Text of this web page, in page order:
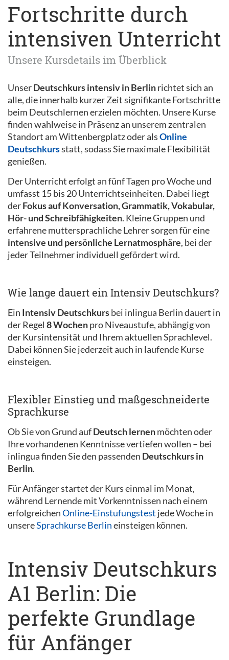
Fortschritte durch
intensiven Unterricht
Unsere Kursdetails im Überblick
UnserDeutschkurs intensiv in Berlinrichtet sich an
alle, die innerhalb kurzer Zeit signifikante Fortschritte
beim Deutschlernen erzielen möchten. Unsere Kurse
finden wahlweise in Präsenz an unserem zentralen
Standort am Wittenbergplatz oder alsOnline
Deutschkursstatt, sodass Sie maximale Flexibilität
genießen.
Der Unterricht erfolgt an fünf Tagen pro Woche und
umfasst 15 bis 20 Unterrichtseinheiten. Dabei liegt
derFokus auf Konversation, Grammatik, Vokabular,
Hör- und Schreibfähigkeiten. Kleine Gruppen und
erfahrene muttersprachliche Lehrer sorgen für eine
intensive und persönliche Lernatmosphäre, bei der
jeder Teilnehmer individuell gefördert wird.
Wie lange dauert ein Intensiv Deutschkurs?
Ein Intensiv Deutschkursbei inlingua Berlin dauert in
der Regel 8 Wochenpro Niveaustufe, abhängig von
der Kursintensität und Ihrem aktuellen Sprachlevel.
Dabei können Sie jederzeit auch in laufende Kurse
einsteigen.
Flexibler Einstieg und maßgeschneiderte
Sprachkurse
Ob Sie von Grund aufDeutsch lernenmöchten oder
Ihre vorhandenen Kenntnisse vertiefen wollen – bei
inlingua finden Sie den passenden Deutschkurs in
Berlin.
Für Anfänger startet der Kurs einmal im Monat,
während Lernende mit Vorkenntnissen nach einem
erfolgreichenOnline-Einstufungstest jede Woche in
unsereSprachkurse Berlineinsteigen können.
Intensiv Deutschkurs
A1 Berlin: Die
perfekte Grundlage
für Anfänger